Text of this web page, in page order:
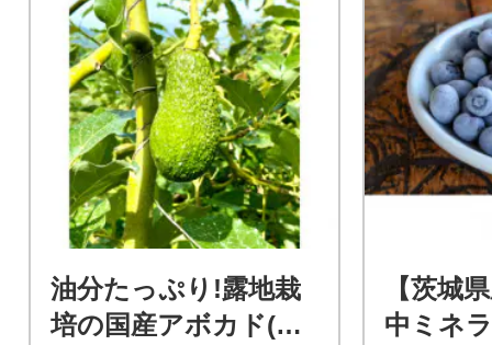
油分たっぷり!露地栽
培の国産アボカド(愛
【茨城
中ミネ